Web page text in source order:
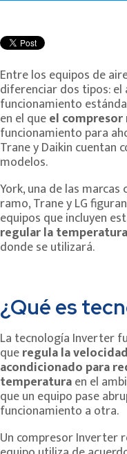
Entre los equipos de
diferenciar dos tipos:
funcionamiento
en el queel
funcionamiento para
Trane y Daikin cuentan
modelos.
York, una de las
ramo, Trane y LG
equipos que incluyen
regular la
donde se utilizará.
¿Qué es
La tecnología Inverter
queregula la
acondicionado para
temperaturaen el
que un equipo pase
funcionamiento a otra.
Un compresor Inverter